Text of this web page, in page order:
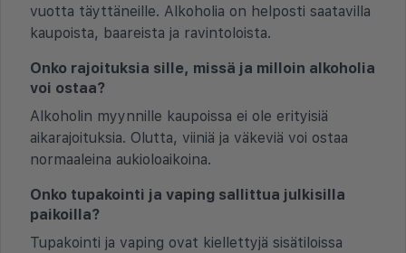
vuotta täyttäneille. Alkoholia on helposti saatavilla
kaupoista, baareista ja ravintoloista.
Onko rajoituksia sille, missä ja milloin alkoholia
voi ostaa?
Alkoholin myynnille kaupoissa ei ole erityisiä
aikarajoituksia. Olutta, viiniä ja väkeviä voi ostaa
normaaleina aukioloaikoina.
Onko tupakointi ja vaping sallittua julkisilla
paikoilla?
Tupakointi ja vaping ovat kiellettyjä sisätiloissa